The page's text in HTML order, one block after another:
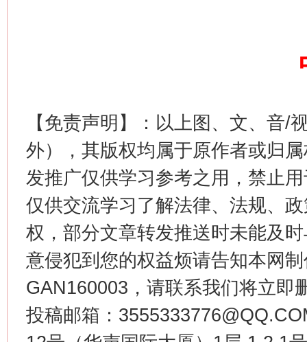
【免责声明】：以上图、文、音/
外），其版权均属于原作者或归
发推广仅供学习参考之用，禁止
仅供交流学习了解法律、法规、
权，部分文章转发推送时未能及
意侵犯到您的权益烦请告知本网
GAN160003，请联系我们将立即
投稿邮箱：